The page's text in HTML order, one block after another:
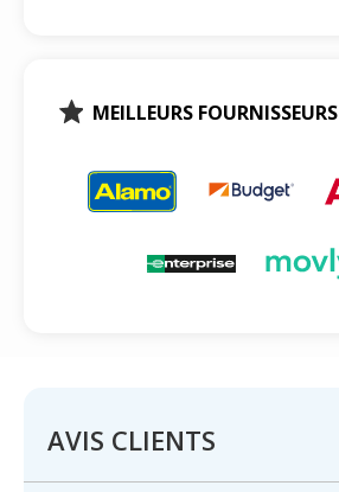
MEILLEURS FOURNISSEURS
AVIS CLIENTS